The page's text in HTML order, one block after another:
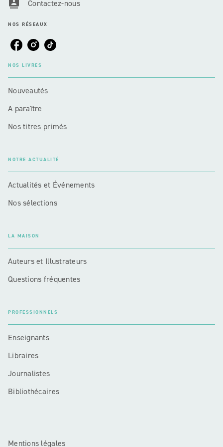
Contactez-nous
NOS RÉSEAUX
NOS LIVRES
Nouveautés
A paraître
Nos titres primés
NOTRE ACTUALITÉ
Actualités et Événements
Nos sélections
LA MAISON
Auteurs et Illustrateurs
Questions fréquentes
PROFESSIONNELS
Enseignants
Libraires
Journalistes
Bibliothécaires
Mentions légales